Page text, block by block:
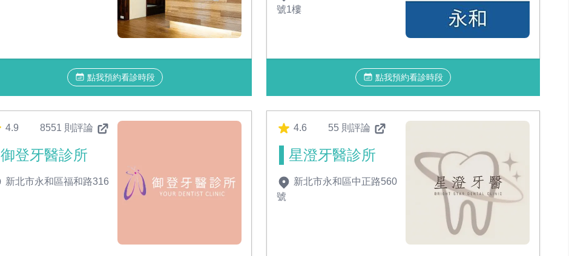
點我預約看診時段
號1樓
點我預約看診時段
4.9 8551 則評論
御登牙醫診所
新北市永和區福和路316
4.6 55 則評論
星澄牙醫診所
新北市永和區中正路560
號